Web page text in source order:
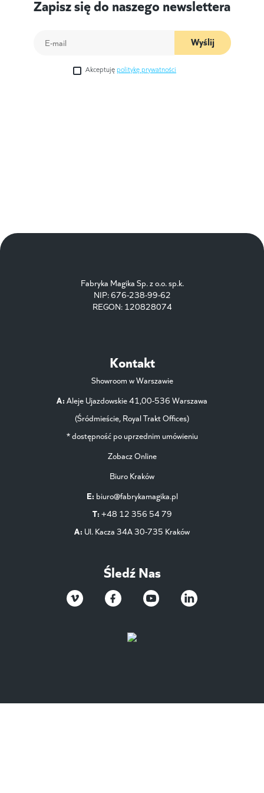
Zapisz się do naszego newslettera
Wyślij
Akceptuję politykę prywatności
Fabryka Magika Sp. z o.o. sp.k.
NIP: 676-238-99-62
REGON: 120828074
Kontakt
Showroom w Warszawie
A: Aleje Ujazdowskie 41,00-536 Warszawa
(Śródmieście, Royal Trakt Offices)
* dostępność po uprzednim umówieniu
Zobacz Online
Biuro Kraków
E: biuro@fabrykamagika.pl
T: +48 12 356 54 79
A: Ul. Kacza 34A 30-735 Kraków
Śledź Nas